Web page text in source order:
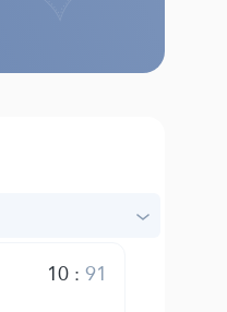
10:91